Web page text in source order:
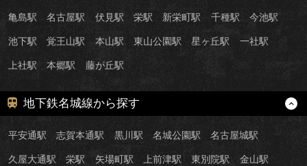
亀島駅 名古屋駅 伏見駅 栄駅 新栄町駅 千種駅 今池駅
池下駅 覚王山駅 本山駅 東山公園駅 星ヶ丘駅 一社駅
上社駅 本郷駅 藤が丘駅
地下鉄名城線から探す
平安通駅 志賀本通駅 黒川駅 名城公園駅 名古屋城駅
久屋大通駅 栄駅 矢場町駅 上前津駅 東別院駅 金山駅